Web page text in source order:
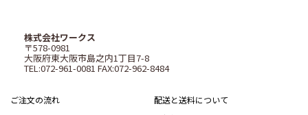
株式会社ワークス
〒578-0981
大阪府東大阪市島之内1丁目7-8
TEL:072-961-0081 FAX:072-962-8484
ご注文の流れ
配送と送料について